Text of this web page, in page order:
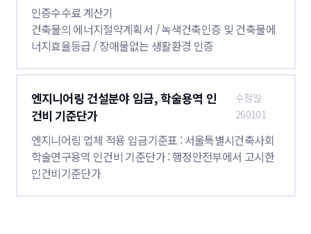
인증수수료 계산기
건축물의 에너지절약계획서 / 녹색건축인증 및 건축물에
너지효율등급 / 장애물없는 생활환경 인증
엔지니어링 건설분야 임금, 학술용역 인
건비 기준단가
수정일
260101
엔지니어링 업체 적용 임금기준표 : 서울특별시건축사회
학술연구용역 인건비 기준단가 : 행정안전부에서 고시한
인건비기준단가